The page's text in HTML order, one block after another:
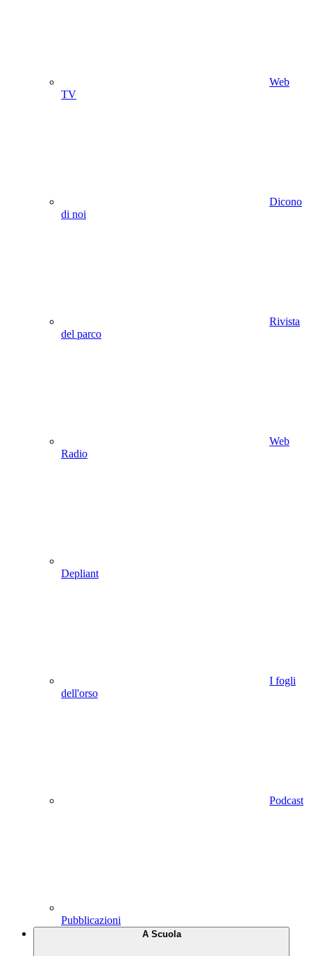
Web
TV
Dicono
di noi
Rivista
del parco
Web
Radio
Depliant
I fogli
dell'orso
Podcast
Pubblicazioni
A Scuola